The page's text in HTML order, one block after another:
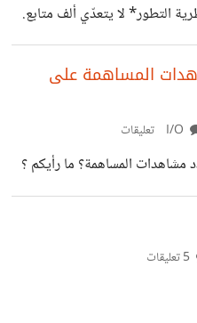
التطور* لا يتعدّي ألف متابع.
من المفاهيم الخاطئة.. أجد
أعرفهم، أو حين أطّلع على
في فيسبوك.. لتصحيح
من الكتب تتناول شرح
بأسلوب مختصر و بسيط و
المساهمة على
المساهمة؟ ما رأيكم ؟